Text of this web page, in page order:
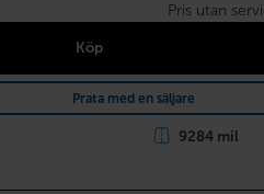
Pris utan
Köp
Prata med en säljare
9284 mil